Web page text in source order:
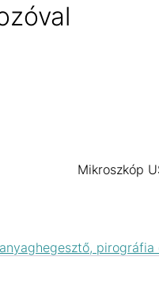
Mikroszkóp
pirográfia